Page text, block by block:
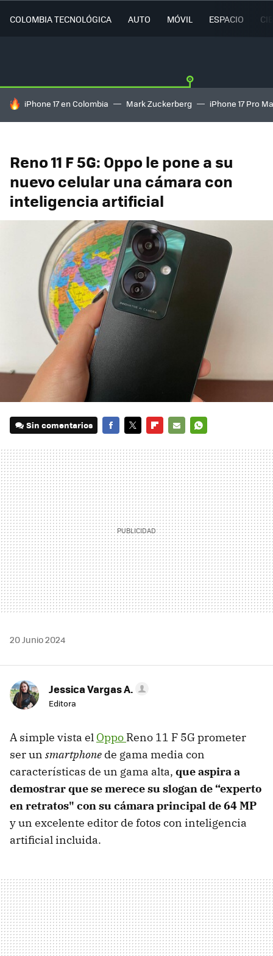
COLOMBIA TECNOLÓGICA AUTO MÓVIL ESPACIO
HOY SE HABLA DE
iPhone 17 en Colombia Mark Zuckerberg iPhone 17 Pro
Reno 11 F 5G: Oppo le pone a su
nuevo celular una cámara con
inteligencia artificial
Sin comentarios
MAIL
20 Junio 2024
Jessica Vargas A.
Editora
A simple vista el Oppo Reno 11 F 5G prometer
ser un smartphone de gama media con
características de un gama alta, que aspira a
demostrar que se merece su slogan de “experto
en retratos" con su cámara principal de 64 MP
y un excelente editor de fotos con inteligencia
artificial incluida.